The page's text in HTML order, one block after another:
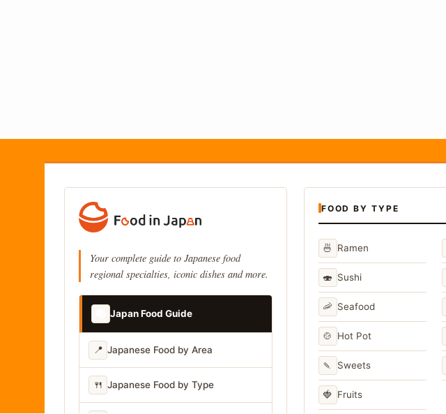
Your complete guide to Japanese food
regional specialties, iconic dishes and more.
Japan Food Guide
📍 Japanese Food by Area
🍴 Japanese Food by Type
FOOD BY TYPE
🍜 Ramen
🍣 Sushi
🦐 Seafood
🍲 Hot Pot
🍡 Sweets
🍓 Fruits